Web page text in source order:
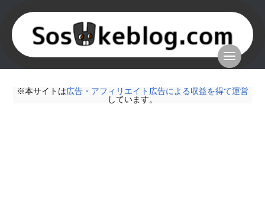
※本サイトは広告・アフィリエイト広告による収益を得て運営
しています。